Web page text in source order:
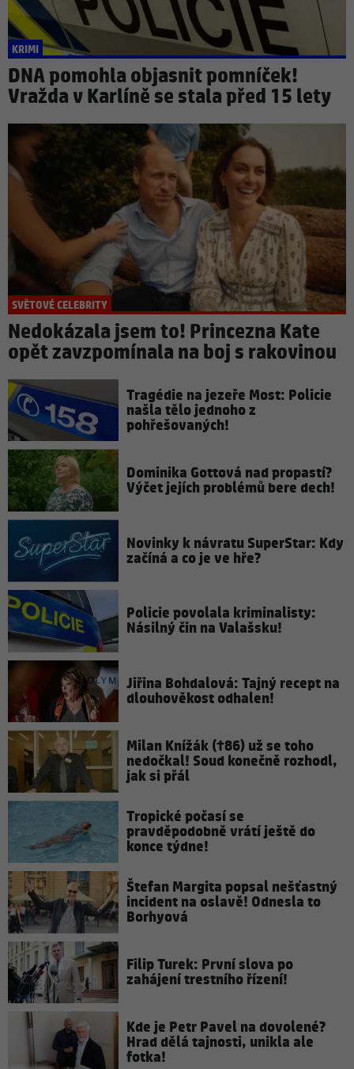
KRIMI
DNA pomohla objasnit pomníček!
Vražda v Karlíně se stala před 15 lety
SVĚTOVÉ CELEBRITY
Nedokázala jsem to! Princezna Kate
opět zavzpomínala na boj s rakovinou
Tragédie na jezeře Most: Policie
našla tělo jednoho z
pohřešovaných!
Dominika Gottová nad propastí?
Výčet jejích problémů bere dech!
Novinky k návratu SuperStar: Kdy
začíná a co je ve hře?
Policie povolala kriminalisty:
Násilný čin na Valašsku!
Jiřina Bohdalová: Tajný recept na
dlouhověkost odhalen!
Milan Knížák (†86) už se toho
nedočkal! Soud konečně rozhodl,
jak si přál
Tropické počasí se
pravděpodobně vrátí ještě do
konce týdne!
Štefan Margita popsal nešťastný
incident na oslavě! Odnesla to
Borhyová
Filip Turek: První slova po
zahájení trestního řízení!
Kde je Petr Pavel na dovolené?
Hrad dělá tajnosti, unikla ale
fotka!